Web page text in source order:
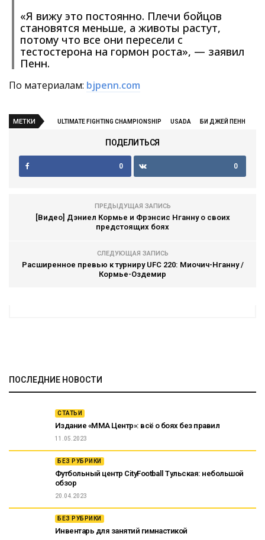
«Я вижу это постоянно. Плечи бойцов
становятся меньше, а животы растут,
потому что все они пересели с
тестостерона на гормон роста», — заявил
Пенн.
По материалам: bjpenn.com
МЕТКИ ULTIMATE FIGHTING CHAMPIONSHIP USADA БИ ДЖЕЙ ПЕНН
ПОДЕЛИТЬСЯ
0 0
ПРЕДЫДУЩАЯ ЗАПИСЬ
[Видео] Дэниел Кормье и Фрэнсис Нганну о своих
предстоящих боях
СЛЕДУЮЩАЯ ЗАПИСЬ
Расширенное превью к турниру UFC 220: Миочич-Нганну /
Кормье-Оздемир
ПОСЛЕДНИЕ НОВОСТИ
СТАТЬИ
Издание «ММА Центр»: всё о боях без правил
11.05.2023
БЕЗ РУБРИКИ
Футбольный центр CityFootball Тульская: небольшой
обзор
20.04.2023
БЕЗ РУБРИКИ
Инвентарь для занятий гимнастикой